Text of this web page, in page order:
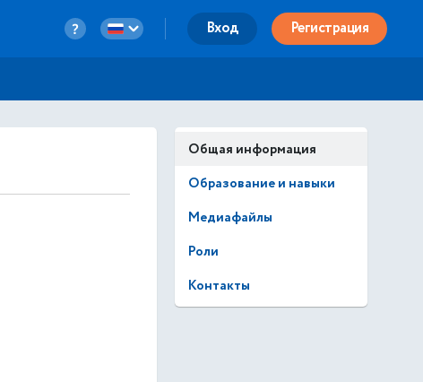
Вход Регистрация
Общая информация
Образование и навыки
Медиафайлы
Роли
Контакты